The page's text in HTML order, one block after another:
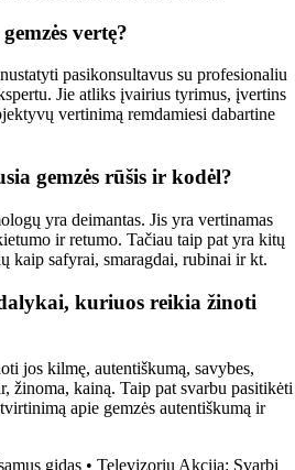
vertę?
pasikonsultavus su profesionaliu
Jie atliks įvairius tyrimus, įvertins
vertinimą remdamiesi dabartine
gemzės rūšis ir kodėl?
yra deimantas. Jis yra vertinamas
ir retumo. Tačiau taip pat yra kitų
kaip safyrai, smaragdai, rubinai ir kt.
kuriuos reikia žinoti
jos kilmę, autentiškumą, savybes,
žinoma, kainą. Taip pat svarbu pasitikėti
apie gemzės autentiškumą ir
gidas • Televizorių Akcija: Svarbi